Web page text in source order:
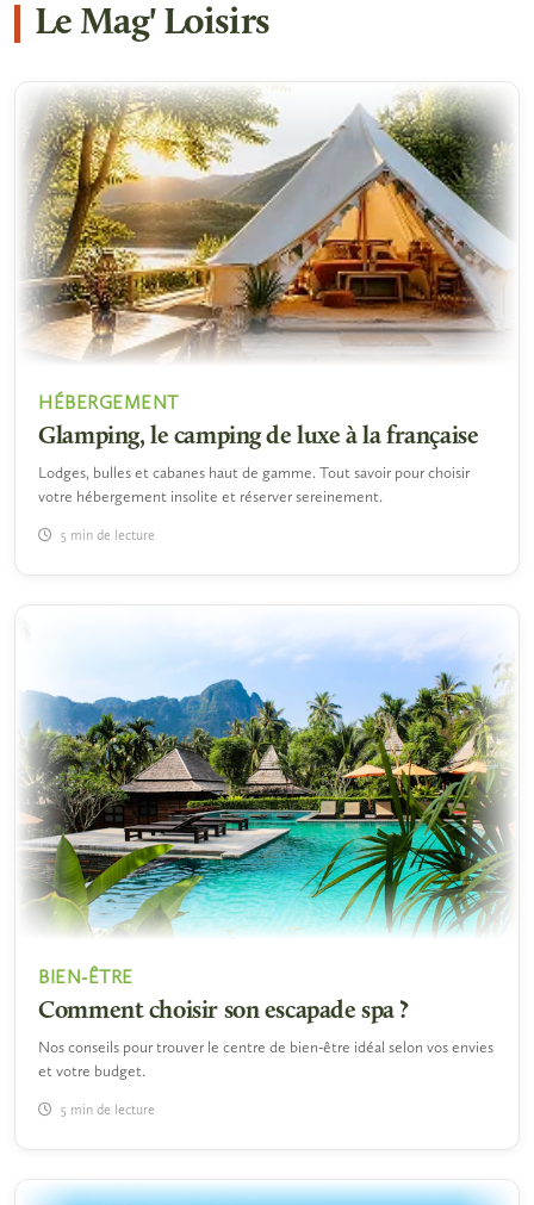
Le Mag' Loisirs
HÉBERGEMENT
Glamping, le camping de luxe à la française
Lodges, bulles et cabanes haut de gamme. Tout savoir pour choisir
votre hébergement insolite et réserver sereinement.
5 min de lecture
BIEN-ÊTRE
Comment choisir son escapade spa ?
Nos conseils pour trouver le centre de bien-être idéal selon vos envies
et votre budget.
5 min de lecture